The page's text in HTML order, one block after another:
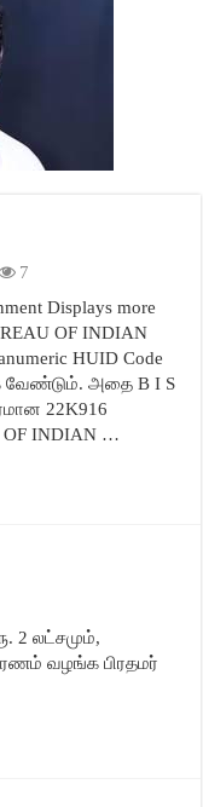
7
Displays more
OF INDIAN
HUID Code
அதை B I S
22K916
INDIAN …
2 லட்சமும்,
வழங்க பிரதமர்